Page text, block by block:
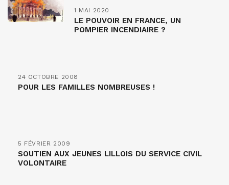
1 MAI 2020
LE POUVOIR EN FRANCE, UN
POMPIER INCENDIAIRE ?
24 OCTOBRE 2008
POUR LES FAMILLES NOMBREUSES !
5 FÉVRIER 2009
SOUTIEN AUX JEUNES LILLOIS DU SERVICE CIVIL
VOLONTAIRE